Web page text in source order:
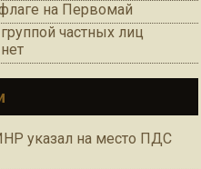
на Первомай
частных лиц
указал на место ПДС